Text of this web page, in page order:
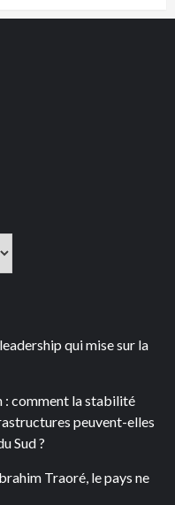
qui mise sur la
: comment la stabilité
peuvent-elles
Sud ?
Traoré, le pays ne